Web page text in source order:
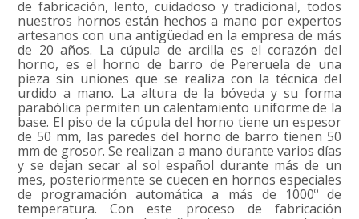
de fabricación, lento, cuidadoso y tradicional, todos
nuestros hornos están hechos a mano por expertos
artesanos con una antigüedad en la empresa de más
de 20 años. La cúpula de arcilla es el corazón del
horno, es el horno de barro de Pereruela de una
pieza sin uniones que se realiza con la técnica del
urdido a mano. La altura de la bóveda y su forma
parabólica permiten un calentamiento uniforme de la
base. El piso de la cúpula del horno tiene un espesor
de 50 mm, las paredes del horno de barro tienen 50
mm de grosor. Se realizan a mano durante varios días
y se dejan secar al sol español durante más de un
mes, posteriormente se cuecen en hornos especiales
de programación automática a más de 1000º de
temperatura. Con este proceso de fabricación